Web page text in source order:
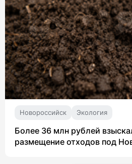
Новороссийск Экология
Более 36 млн рублей
размещение отходов под